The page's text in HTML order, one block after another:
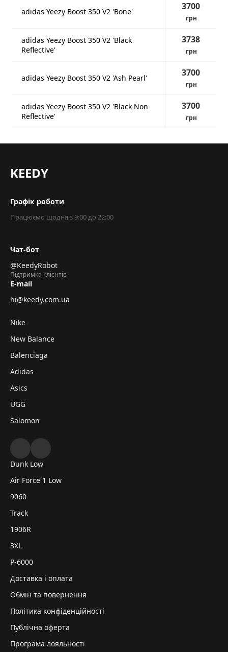
adidas Yeezy Boost 350 V2 'Bone' 3700
грн
adidas Yeezy Boost 350 V2 'Black
Reflective'
3738
грн
adidas Yeezy Boost 350 V2 'Ash Pearl' 3700
грн
adidas Yeezy Boost 350 V2 'Black Non-
Reflective'
3700
грн
KEEDY
Графік роботи
Працюємо щодня з 9:00 до 22:00
Чат-бот
@KeedyRobot
Підтримка клієнтів
E-mail
hi@keedy.com.ua
Nike
New Balance
Balenciaga
Adidas
Asics
UGG
Salomon
Dunk Low
Air Force 1 Low
9060
Track
1906R
3XL
P-6000
Доставка і оплата
Обмін та повернення
Політика конфіденційності
Публічна оферта
Програма лояльності